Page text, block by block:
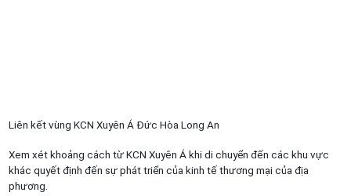
Liên kết vùng KCN Xuyên Á Đức Hòa Long An
Xem xét khoảng cách từ KCN Xuyên Á khi di chuyển đến các khu vực
khác quyết định đến sự phát triển của kinh tế thương mại của địa
phương.